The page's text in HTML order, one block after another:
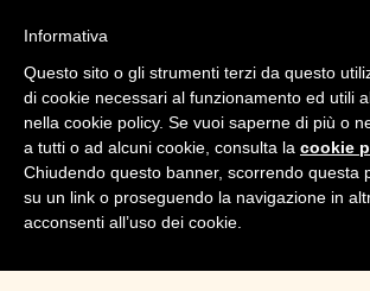
Sei qui: Home
News
Informativa
Questo sito o gli strumenti terzi da questo
di cookie necessari al funzionamento ed utili
nella cookie policy. Se vuoi saperne di più o
a tutti o ad alcuni cookie, consulta la cookie
Chiudendo questo banner, scorrendo questa
su un link o proseguendo la navigazione in
acconsenti all’uso dei cookie.